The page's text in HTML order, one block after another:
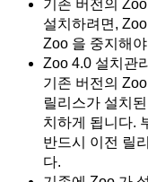
기존 버전의
설치하려면,
Zoo 을 중지해
Zoo 4.0 설치관
기존 버전의
릴리스가 설치
치하게 됩니다.
반드시 이전 릴
다.